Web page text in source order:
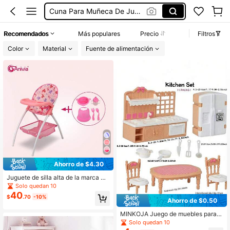
Cama Para Niña
Recomendados Más populares Precio
Filtros
Color
Material Fuente de alimentación
Ahorro de $4.30
Juguete de silla alta de la marca An
ivia, apto para niños de 3+ años, sill
a alta de muñeca de 11-18 pulgada
s con juego de 5 piezas de juguetes
pleaños
Solo quedan 10
$40.70 -10%
Ahorro de $0.50
MINKOJA Juego de muebles para c
asa de muñecas, mini sala de estar,
cocina, dormitorio y baño, juguetes
Solo quedan 10